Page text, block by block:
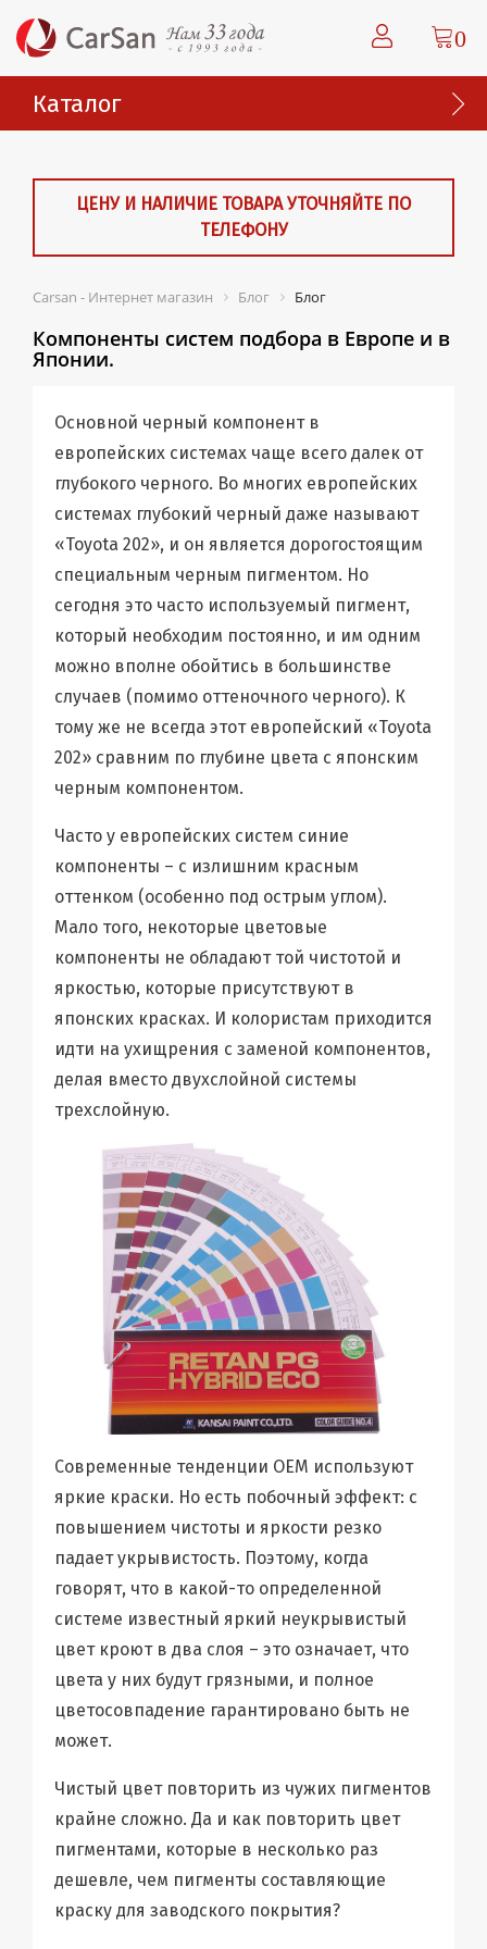
0
Каталог
ЦЕНУ И НАЛИЧИЕ ТОВАРА УТОЧНЯЙТЕ ПО
ТЕЛЕФОНУ
Carsan - Интернет магазин Блог Блог
Компоненты систем подбора в Европе и в
Японии.
Основной черный компонент в
европейских системах чаще всего далек от
глубокого черного. Во многих европейских
системах глубокий черный даже называют
«Toyota 202», и он является дорогостоящим
специальным черным пигментом. Но
сегодня это часто используемый пигмент,
который необходим постоянно, и им одним
можно вполне обойтись в большинстве
случаев (помимо оттеночного черного). К
тому же не всегда этот европейский «Toyota
202» сравним по глубине цвета с японским
черным компонентом.
Часто у европейских систем синие
компоненты – с излишним красным
оттенком (особенно под острым углом).
Мало того, некоторые цветовые
компоненты не обладают той чистотой и
яркостью, которые присутствуют в
японских красках. И колористам приходится
идти на ухищрения с заменой компонентов,
делая вместо двухслойной системы
трехслойную.
Современные тенденции ОЕМ используют
яркие краски. Но есть побочный эффект: с
повышением чистоты и яркости резко
падает укрывистость. Поэтому, когда
говорят, что в какой-то определенной
системе известный яркий неукрывистый
цвет кроют в два слоя – это означает, что
цвета у них будут грязными, и полное
цветосовпадение гарантировано быть не
может.
Чистый цвет повторить из чужих пигментов
крайне сложно. Да и как повторить цвет
пигментами, которые в несколько раз
дешевле, чем пигменты составляющие
краску для заводского покрытия?